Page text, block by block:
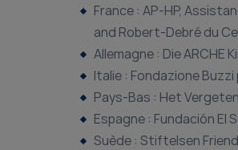
France : AP-HP,
and Robert-Debré du
Allemagne : Die ARCHE
Italie : Fondazione Buzzi
Pays-Bas : Het
Espagne : Fundación El
Suède : Stiftelsen